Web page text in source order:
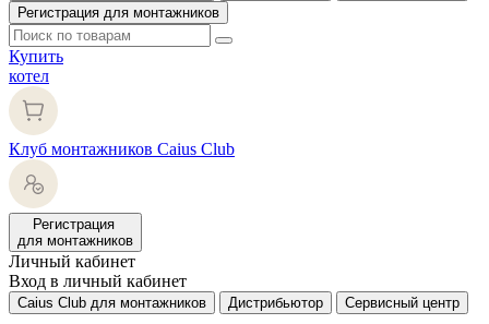
Регистрация для монтажников
Купить
котел
Клуб монтажников Caius Club
Регистрация
для монтажников
Личный кабинет
Вход в личный кабинет
Caius Club для монтажников Дистрибьютор Сервисный центр